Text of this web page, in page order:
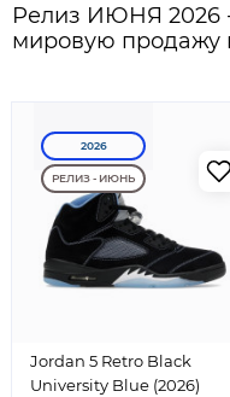
Релиз ИЮНЯ 2026
мировую продажу
2026
РЕЛИЗ - ИЮНЬ
Jordan 5 Retro Black
University Blue (2026)